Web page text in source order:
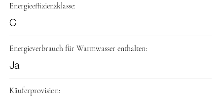
Energieeffizienzklasse:
C
Energieverbrauch für Warmwasser enthalten:
Ja
Käuferprovision: